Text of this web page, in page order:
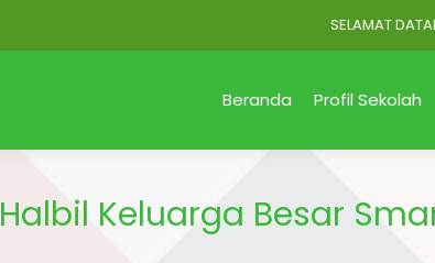
SELAMAT DATANG di
Beranda Profil Sekolah
Halbil Keluarga Besar